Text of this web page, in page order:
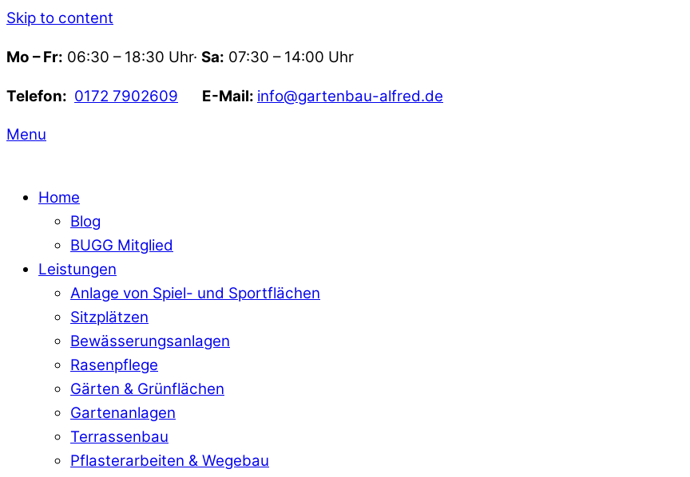
Skip to content
Mo – Fr: 06:30 – 18:30 Uhr· Sa: 07:30 – 14:00 Uhr
Telefon: 0172 7902609 E-Mail: info@gartenbau-alfred.de
Menu
Home
Blog
BUGG Mitglied
Leistungen
Anlage von Spiel- und Sportflächen
Sitzplätzen
Bewässerungsanlagen
Rasenpflege
Gärten & Grünflächen
Gartenanlagen
Terrassenbau
Pflasterarbeiten & Wegebau